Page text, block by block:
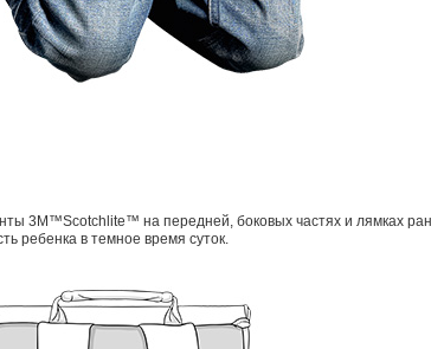
3M™Scotchlite™ на передней, боковых частях и лямках
ребенка в темное время суток.